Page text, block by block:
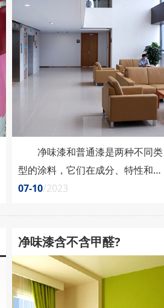
净味漆和普通漆是两种不同类
型的涂料，它们在成分、特性和使
用方面存在一些区别。本文将详细
一种低挥发性有机化合物
（VOC）的涂料，通常含有较低
水平的挥发性有机化合物，这些化
合物是导致传统涂料散发出刺激性
07-10/2023
净味漆含不含甲醛?